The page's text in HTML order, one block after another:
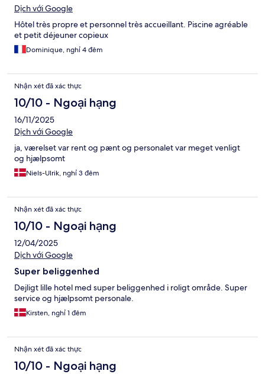
Dịch với Google
Hôtel très propre et personnel très accueillant. Piscine agréable
et petit déjeuner copieux
Dominique, nghỉ 4 đêm
Nhận xét đã xác thực
10/10 - Ngoại hạng
16/11/2025
Dịch với Google
ja, værelset var rent og pænt og personalet var meget venligt
og hjælpsomt
Niels-Ulrik, nghỉ 3 đêm
Nhận xét đã xác thực
10/10 - Ngoại hạng
12/04/2025
Dịch với Google
Super beliggenhed
Dejligt lille hotel med super beliggenhed i roligt område. Super
service og hjælpsomt personale.
Kirsten, nghỉ 1 đêm
Nhận xét đã xác thực
10/10 - Ngoại hạng